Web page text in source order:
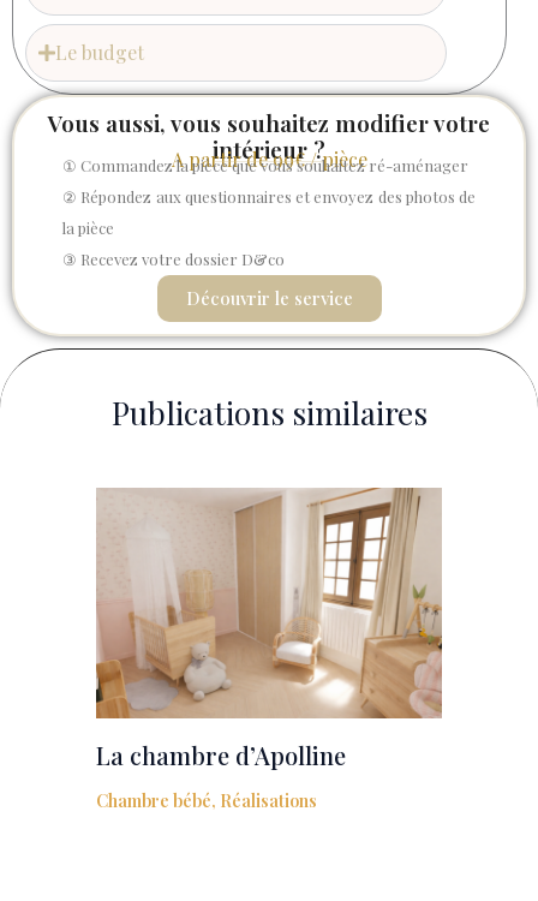
Le budget
Vous aussi, vous souhaitez modifier votre
intérieur ?
A partir de 99€ / pièce
① Commandez la pièce que vous souhaitez ré-aménager
② Répondez aux questionnaires et envoyez des photos de
la pièce
③ Recevez votre dossier D&co
Découvrir le service
Publications similaires
La chambre d’Apolline
Chambre bébé, Réalisations